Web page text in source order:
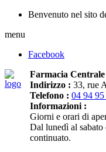
Benvenuto nel sito
menu
Facebook
Farmacia Centrale
Indirizzo : 33, rue
Telefono : 04 94
Informazioni :
Giorni e orari di
Dal lunedì al
continuato.